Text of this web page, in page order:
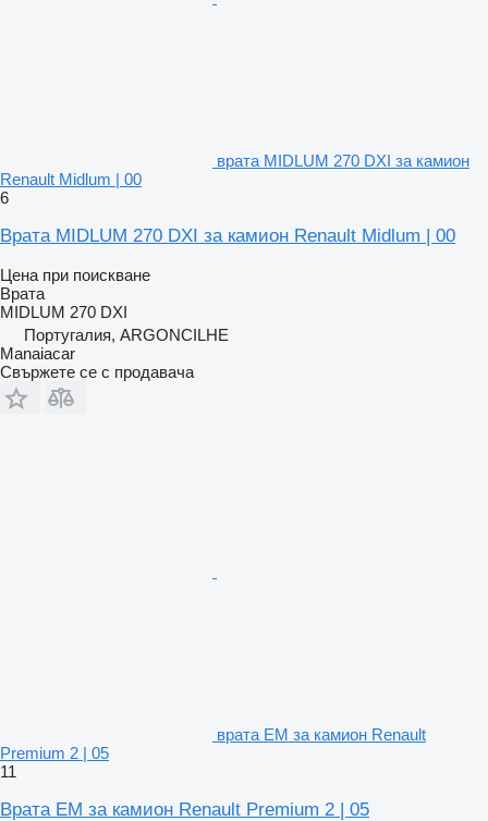
врата MIDLUM 270 DXI за камион
Renault Midlum | 00
6
Врата MIDLUM 270 DXI за камион Renault Midlum | 00
Цена при поискване
Врата
MIDLUM 270 DXI
Португалия, ARGONCILHE
Manaiacar
Свържете се с продавача
врата EM за камион Renault
Premium 2 | 05
11
Врата EM за камион Renault Premium 2 | 05